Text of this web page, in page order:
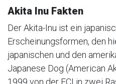
Akita Inu Fakten
Der Akita-Inu ist ein
Erscheinungsformen, den
japanischen und den
Japanese Dog (American
1999 von der FCI in zwei